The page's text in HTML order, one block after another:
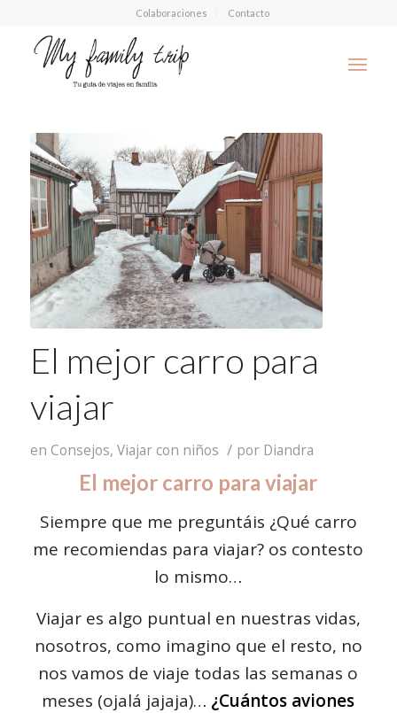
Colaboraciones Contacto
El mejor carro para
viajar
en Consejos, Viajar con niños / por Diandra
El mejor carro para viajar
Siempre que me preguntáis ¿Qué carro
me recomiendas para viajar? os contesto
lo mismo…
Viajar es algo puntual en nuestras vidas,
nosotros, como imagino que el resto, no
nos vamos de viaje todas las semanas o
meses (ojalá jajaja)… ¿Cuántos aviones